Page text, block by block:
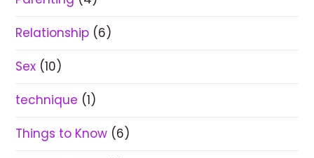
Relationship (6)
Sex (10)
technique (1)
Things to Know (6)